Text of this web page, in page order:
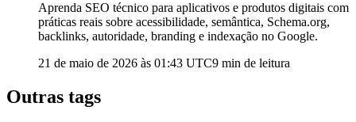
Aprenda SEO técnico para aplicativos e produtos digitais com
práticas reais sobre acessibilidade, semântica, Schema.org,
backlinks, autoridade, branding e indexação no Google.
21 de maio de 2026 às 01:43 UTC9 min de leitura
Outras tags